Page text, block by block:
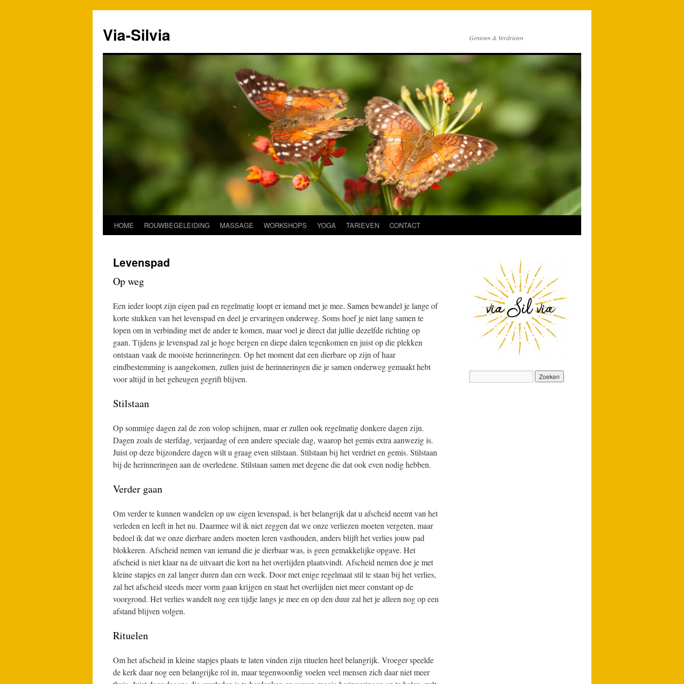
de
inhoud
Via-Silvia Genieten & Verdrieten
HOME ROUWBEGELEIDING MASSAGE WORKSHOPS YOGA TARIEVEN CONTACT
Levenspad
Op weg
Een ieder loopt zijn eigen pad en regelmatig loopt er iemand met je mee. Samen bewandel je lange of
korte stukken van het levenspad en deel je ervaringen onderweg. Soms hoef je niet lang samen te
lopen om in verbinding met de ander te komen, maar voel je direct dat jullie dezelfde richting op
gaan. Tijdens je levenspad zal je hoge bergen en diepe dalen tegenkomen en juist op die plekken
ontstaan vaak de mooiste herinneringen. Op het moment dat een dierbare op zijn of haar
eindbestemming is aangekomen, zullen juist de herinneringen die je samen onderweg gemaakt hebt
voor altijd in het geheugen gegrift blijven.
Stilstaan
Op sommige dagen zal de zon volop schijnen, maar er zullen ook regelmatig donkere dagen zijn.
Dagen zoals de sterfdag, verjaardag of een andere speciale dag, waarop het gemis extra aanwezig is.
Juist op deze bijzondere dagen wilt u graag even stilstaan. Stilstaan bij het verdriet en gemis. Stilstaan
bij de herinneringen aan de overledene. Stilstaan samen met degene die dat ook even nodig hebben.
Verder gaan
Om verder te kunnen wandelen op uw eigen levenspad, is het belangrijk dat u afscheid neemt van het
verleden en leeft in het nu. Daarmee wil ik niet zeggen dat we onze verliezen moeten vergeten, maar
bedoel ik dat we onze dierbare anders moeten leren vasthouden, anders blijft het verlies jouw pad
blokkeren. Afscheid nemen van iemand die je dierbaar was, is geen gemakkelijke opgave. Het
afscheid is niet klaar na de uitvaart die kort na het overlijden plaatsvindt. Afscheid nemen doe je met
kleine stapjes en zal langer duren dan een week. Door met enige regelmaat stil te staan bij het verlies,
zal het afscheid steeds meer vorm gaan krijgen en staat het overlijden niet meer constant op de
voorgrond. Het verlies wandelt nog een tijdje langs je mee en op den duur zal het je alleen nog op een
afstand blijven volgen.
Rituelen
Om het afscheid in kleine stapjes plaats te laten vinden zijn rituelen heel belangrijk. Vroeger speelde
de kerk daar nog een belangrijke rol in, maar tegenwoordig voelen veel mensen zich daar niet meer